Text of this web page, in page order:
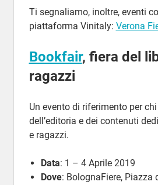
Ti segnaliamo, inoltre, eventi
piattaforma Vinitaly: Verona
Bookfair, fiera del
ragazzi
Un evento di riferimento per
dell’editoria e dei contenuti
e ragazzi.
Data: 1 – 4 Aprile 2019
Dove: BolognaFiere, Piazza